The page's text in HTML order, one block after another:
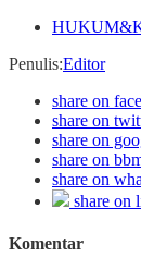
Penulis:Editor
share on
share on
share on
share on
share on
share on
Komentar